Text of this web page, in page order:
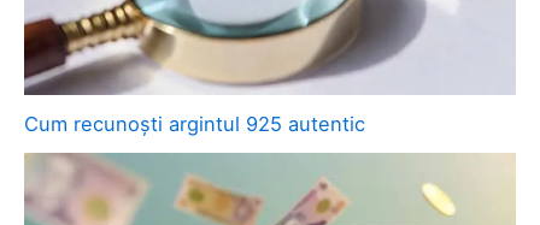
Cum recunoști argintul 925 autentic